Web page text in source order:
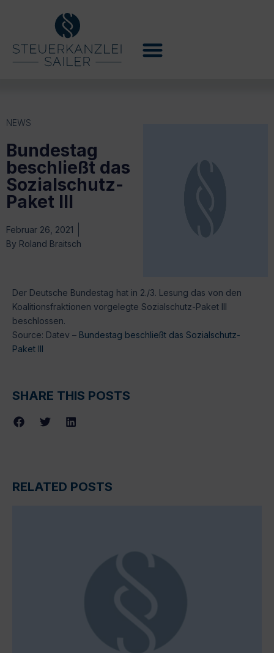
NEWS
Bundestag
beschließt das
Sozialschutz-
Paket III
Februar 26, 2021
By Roland Braitsch
Der Deutsche Bundestag hat in 2./3. Lesung das von den
Koalitionsfraktionen vorgelegte Sozialschutz-Paket III
beschlossen.
Source: Datev – Bundestag beschließt das Sozialschutz-
Paket III
SHARE THIS POSTS
RELATED POSTS